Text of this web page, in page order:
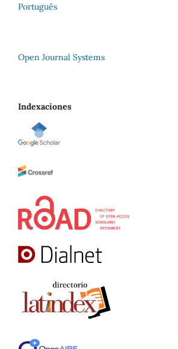
Português
Open Journal Systems
Indexaciones